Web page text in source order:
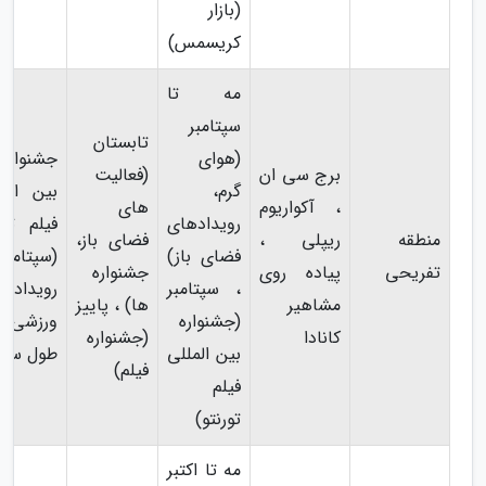
(بازار
کریسمس)
منطقه
تفریحی
برج سی ان
، آکواریوم
ریپلی ،
پیاده روی
مشاهیر
کانادا
مه تا
سپتامبر
(هوای
گرم،
رویدادهای
فضای باز)
، سپتامبر
(جشنواره
بین المللی
فیلم
تورنتو)
تابستان
(فعالیت
های
فضای باز،
جشنواره
ها) ، پاییز
(جشنواره
فیلم)
جشنواره
بین
فیلم
ورزشی
طول
مه تا اکتبر